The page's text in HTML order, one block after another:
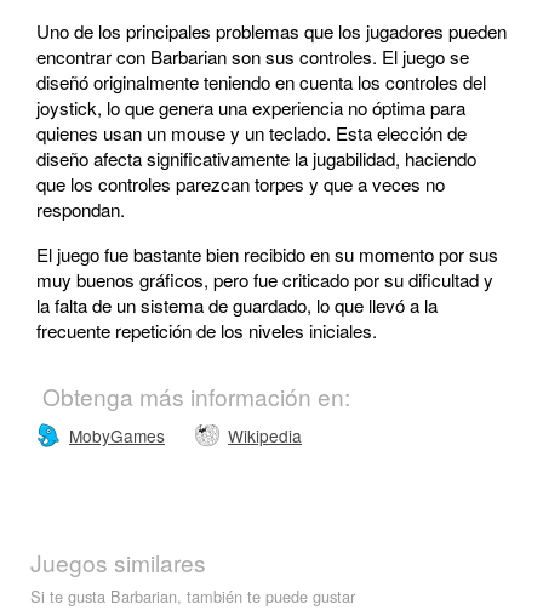
Uno de los principales problemas que los jugadores pueden
encontrar con Barbarian son sus controles. El juego se
diseñó originalmente teniendo en cuenta los controles del
joystick, lo que genera una experiencia no óptima para
quienes usan un mouse y un teclado. Esta elección de
diseño afecta significativamente la jugabilidad, haciendo
que los controles parezcan torpes y que a veces no
respondan.
El juego fue bastante bien recibido en su momento por sus
muy buenos gráficos, pero fue criticado por su dificultad y
la falta de un sistema de guardado, lo que llevó a la
frecuente repetición de los niveles iniciales.
Obtenga más información en:
MobyGames Wikipedia
Juegos similares
Si te gusta Barbarian, también te puede gustar